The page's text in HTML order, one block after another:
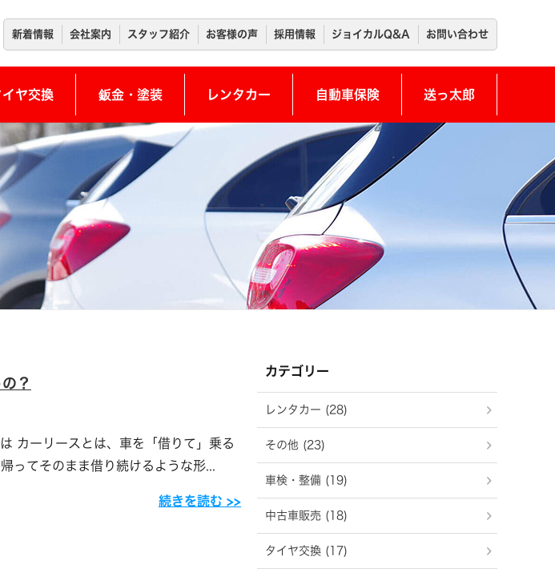
新着情報 会社案内 スタッフ紹介 お客様の声 採用情報 ジョイカルQ&A お問い合わせ
イヤ交換 鈑金・塗装 レンタカー 自動車保険 送っ太郎
？
カーリースとは、車を「借りて」乗る
ってそのまま借り続けるような形...
続きを読む
カテゴリー
レンタカー (28)
その他 (23)
車検・整備 (19)
中古車販売 (18)
タイヤ交換 (17)